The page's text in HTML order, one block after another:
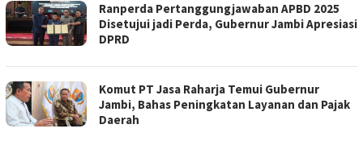
Ranperda Pertanggungjawaban APBD 2025
Disetujui jadi Perda, Gubernur Jambi Apresiasi
DPRD
Komut PT Jasa Raharja Temui Gubernur
Jambi, Bahas Peningkatan Layanan dan Pajak
Daerah